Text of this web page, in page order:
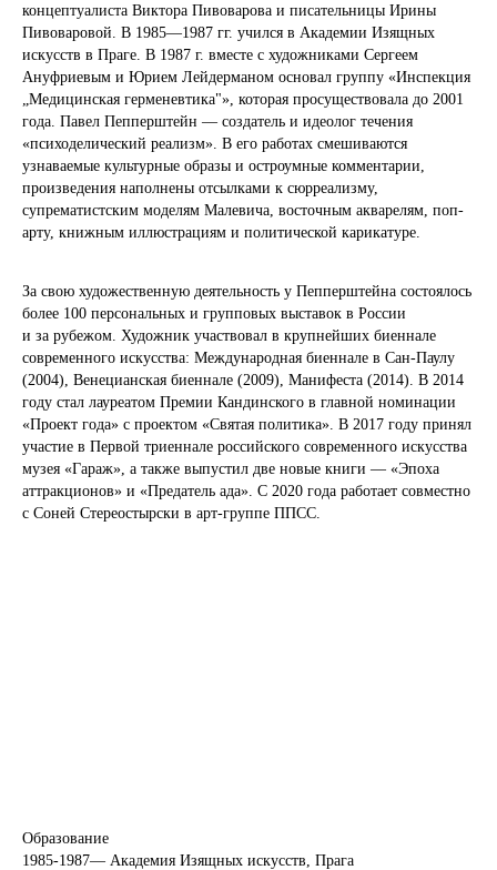
концептуалиста Виктора Пивоварова и писательницы Ирины
Пивоваровой. В 1985—1987 гг. учился в Академии Изящных
искусств в Праге. В 1987 г. вместе с художниками Сергеем
Ануфриевым и Юрием Лейдерманом основал группу «Инспекция
„Медицинская герменевтика"», которая просуществовала до 2001
года. Павел Пепперштейн — создатель и идеолог течения
«психоделический реализм». В его работах смешиваются
узнаваемые культурные образы и остроумные комментарии,
произведения наполнены отсылками к сюрреализму,
супрематистским моделям Малевича, восточным акварелям, поп-
арту, книжным иллюстрациям и политической карикатуре.
За свою художественную деятельность у Пепперштейна состоялось
более 100 персональных и групповых выставок в России
и за рубежом. Художник участвовал в крупнейших биеннале
современного искусства: Международная биеннале в Сан-Паулу
(2004), Венецианская биеннале (2009), Манифеста (2014). В 2014
году стал лауреатом Премии Кандинского в главной номинации
«Проект года» с проектом «Святая политика». В 2017 году принял
участие в Первой триеннале российского современного искусства
музея «Гараж», а также выпустил две новые книги — «Эпоха
аттракционов» и «Предатель ада». С 2020 года работает совместно
с Соней Стереостырски в арт-группе ППСС.
Образование
1985-1987— Академия Изящных искусств, Прага